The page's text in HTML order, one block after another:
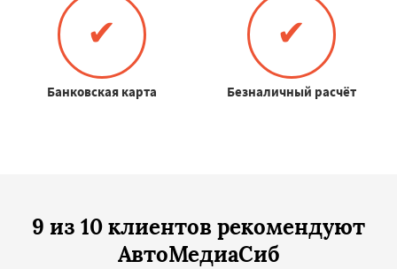
✔
Банковская карта
✔
Безналичный расчёт
9 из 10 клиентов рекомендуют
АвтоМедиаСиб